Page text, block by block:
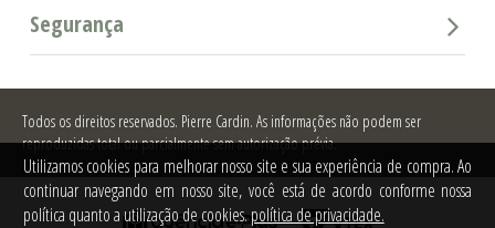
Utilizamos cookies para melhorar nosso site e sua experiência de compra. Ao
continuar navegando em nosso site, você está de acordo conforme nossa
política quanto a utilização de cookies.política de privacidade.
Segurança
Todos os direitos reservados. Pierre Cardin. As informações não podem ser
reproduzidas total ou parcialmente sem autorização prévia.